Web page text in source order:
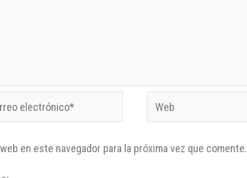
en este navegador para la próxima vez que comente.